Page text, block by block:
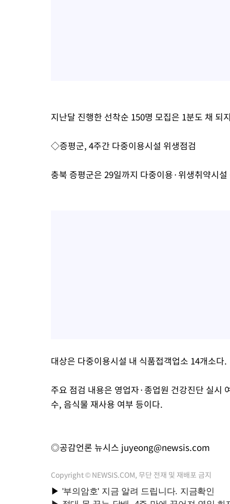
지난달 진행한 선착순 150명 모집은 1분도 채 되
◇증평군, 4주간 다중이용시설 위생점검
충북 증평군은 29일까지 다중이용·위생취약시
대상은 다중이용시설 내 식품접객업소 14개소다.
주요 점검 내용은 영업자·종업원 건강진단 실시
수, 음식물 재사용 여부 등이다.
◎공감언론 뉴시스 juyeong@newsis.com
Copyright © NEWSIS.COM, 무단 전재 및 재배포 금지